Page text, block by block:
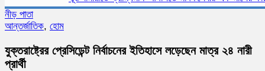
নীড় পাতা
আন্তর্জাতিক, হোম
যুক্তরাষ্ট্রের প্রেসিডেন্ট নির্বাচনের ইতিহাসে লড়েছেন মাত্র ২৪ নারী
প্রার্থী